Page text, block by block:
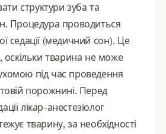
структури зуба та
Процедура проводиться
седації (медичний сон). Це
оскільки тварина не може
під час проведення
порожнині. Перед
лікар-анестезіолог
тварину, за необхідності